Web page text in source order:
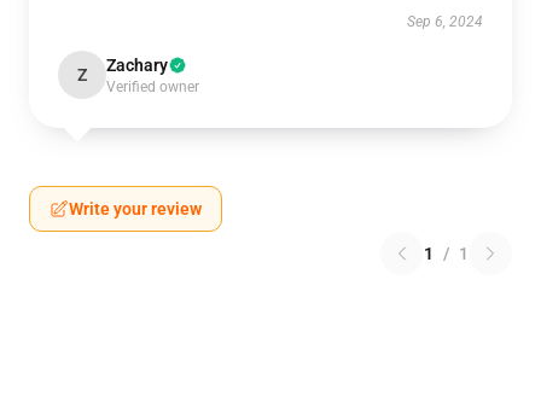
Sep 6, 2024
Z Zachary
Verified owner
Write your review
1 / 1